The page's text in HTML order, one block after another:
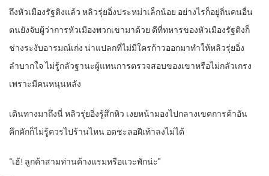
ถึงหัวเมืองรัฐติงแล้ว หลิวรุ่ยอิ่งประหม่าเล็กน้อย อย่างไรก็อยู่ถิ่นคนอื่น
ตนยังจับผู้ว่าการหัวเมืองพวกเขามาด้วย ดีที่ทหารของหัวเมืองรัฐติงก็
ช่างระงับอารมณ์เก่ง น่าแปลกที่ไม่มีใครก้าวออกมาทำให้หลิวรุ่ยอิ่ง
ลำบากใจ ไม่รู้กลัวฐานะผู้แทนการตรวจสอบของเขาหรือไม่กลัวเกรง
เพราะมีคนหนุนหลัง
เดินทางมาถึงนี่ หลิวรุ่ยอิ่งรู้สึกหิว เงยหน้ามองไปกลางเขตการค้าอัน
คึกคักก็ไม่รู้ควรไปร้านไหน อดชะลอฝีเท้าลงไม่ได้
“เฮ้! ลูกค้าสามท่านค้างแรมหรือแวะพักน่ะ”